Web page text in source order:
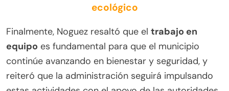
ecológico
Finalmente, Noguez resaltó que el trabajo en
equipo es fundamental para que el municipio
continúe avanzando en bienestar y seguridad, y
reiteró que la administración seguirá impulsando